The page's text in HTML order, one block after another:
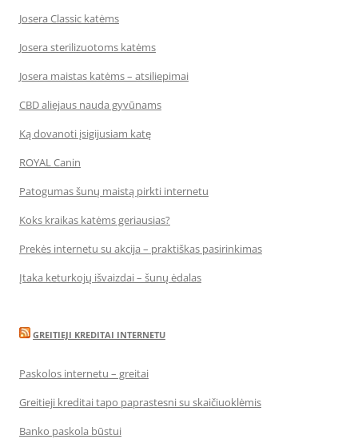
Josera Classic katėms
Josera sterilizuotoms katėms
Josera maistas katėms – atsiliepimai
CBD aliejaus nauda gyvūnams
Ką dovanoti įsigijusiam katę
ROYAL Canin
Patogumas šunų maistą pirkti internetu
Koks kraikas katėms geriausias?
Prekės internetu su akcija – praktiškas pasirinkimas
Įtaka keturkojų išvaizdai – šunų ėdalas
GREITIEJI KREDITAI INTERNETU
Paskolos internetu – greitai
Greitieji kreditai tapo paprastesni su skaičiuoklėmis
Banko paskola būstui